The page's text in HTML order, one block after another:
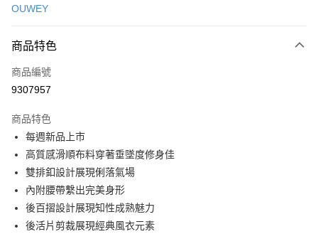
3 期 0 利率 每期
合作金庫商業銀行
上海商業儲蓄銀行
臺灣中小企業銀行
匯豐（台灣）商業銀行
聯邦商業銀行
遠東國際商業銀行
元大商業銀行
玉山商業銀行
台灣樂天信用卡公司
超商取貨付款
LINE Pay
Apple Pay
街口支付
悠遊付
全盈+PAY
大哥付你分期
OUWEY
商品特色
商品編號
9307957
商品特色
每週新品上市
高質感滑順布料穿著垂墜度修身佳
雙排釦設計展現俐落氣場
內附腰帶繫出完美身形
後百摺設計展現知性成熟魅力
後活片剪裁展現經典風衣元素